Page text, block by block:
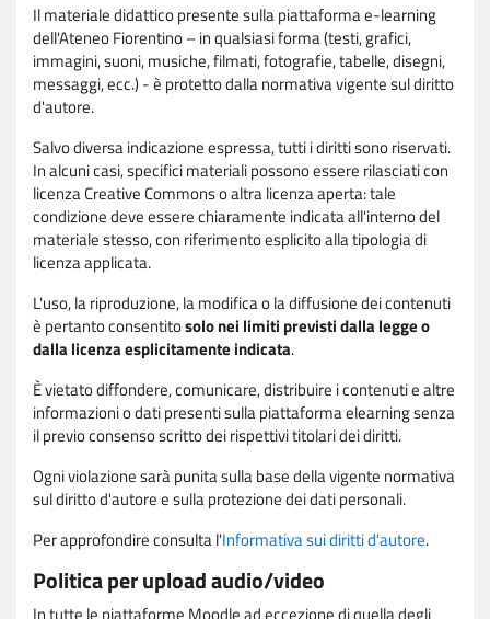
Il materiale didattico presente sulla piattaforma e-learning
dell'Ateneo Fiorentino – in qualsiasi forma (testi, grafici,
immagini, suoni, musiche, filmati, fotografie, tabelle, disegni,
messaggi, ecc.) - è protetto dalla normativa vigente sul diritto
d'autore.
Salvo diversa indicazione espressa, tutti i diritti sono riservati.
In alcuni casi, specifici materiali possono essere rilasciati con
licenza Creative Commons o altra licenza aperta: tale
condizione deve essere chiaramente indicata all'interno del
materiale stesso, con riferimento esplicito alla tipologia di
licenza applicata.
L'uso, la riproduzione, la modifica o la diffusione dei contenuti
è pertanto consentitosolo nei limiti previsti dalla legge o
dalla licenza esplicitamente indicata.
È vietato diffondere, comunicare, distribuire i contenuti e altre
informazioni o dati presenti sulla piattaforma elearning senza
il previo consenso scritto dei rispettivi titolari dei diritti.
Ogni violazione sarà punita sulla base della vigente normativa
sul diritto d'autore e sulla protezione dei dati personali.
Per approfondire consulta l'Informativa sui diritti d'autore.
Politica per upload audio/video
In tutte le piattaforme Moodle ad eccezione di quella degli